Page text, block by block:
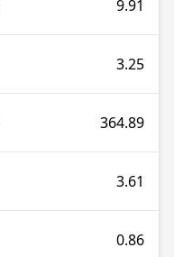
9.91
3.25
364.89
3.61
0.86